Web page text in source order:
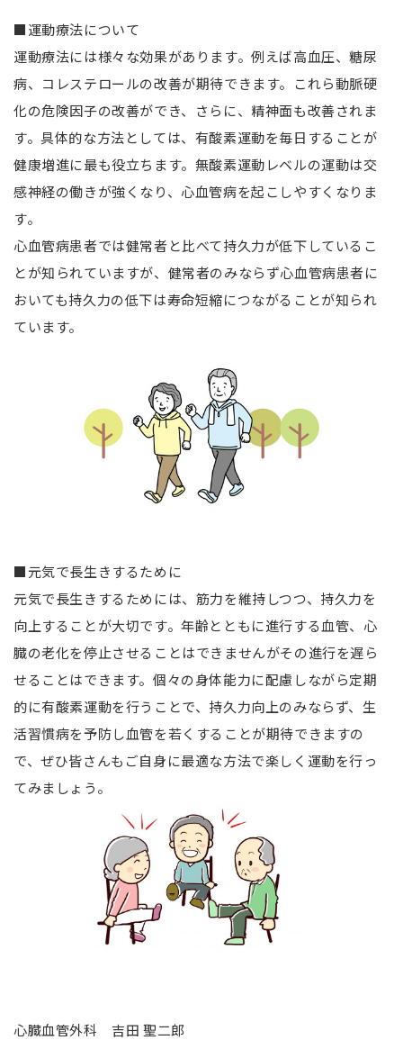
■運動療法について
運動療法には様々な効果があります。例えば高血圧、糖尿
病、コレステロールの改善が期待できます。これら動脈硬
化の危険因子の改善ができ、さらに、精神面も改善されま
す。具体的な方法としては、有酸素運動を毎日することが
健康増進に最も役立ちます。無酸素運動レベルの運動は交
感神経の働きが強くなり、心血管病を起こしやすくなりま
す。
心血管病患者では健常者と比べて持久力が低下しているこ
とが知られていますが、健常者のみならず心血管病患者に
おいても持久力の低下は寿命短縮につながることが知られ
ています。
■元気で長生きするために
元気で長生きするためには、筋力を維持しつつ、持久力を
向上することが大切です。年齢とともに進行する血管、心
臓の老化を停止させることはできませんがその進行を遅ら
せることはできます。個々の身体能力に配慮しながら定期
的に有酸素運動を行うことで、持久力向上のみならず、生
活習慣病を予防し血管を若くすることが期待できますの
で、ぜひ皆さんもご自身に最適な方法で楽しく運動を行っ
てみましょう。
心臓血管外科 吉田 聖二郎